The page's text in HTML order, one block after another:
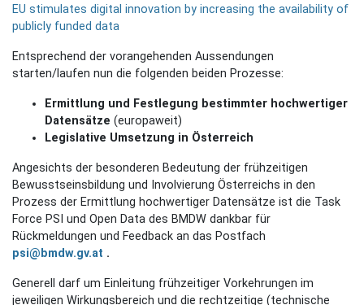
EU stimulates digital innovation by increasing the availability of
publicly funded data
Entsprechend der vorangehenden Aussendungen
starten/laufen nun die folgenden beiden Prozesse:
Ermittlung und Festlegung bestimmter hochwertiger
Datensätze (europaweit)
Legislative Umsetzung in Österreich
Angesichts der besonderen Bedeutung der frühzeitigen
Bewusstseinsbildung und Involvierung Österreichs in den
Prozess der Ermittlung hochwertiger Datensätze ist die Task
Force PSI und Open Data des BMDW dankbar für
Rückmeldungen und Feedback an das Postfach
psi@bmdw.gv.at .
Generell darf um Einleitung frühzeitiger Vorkehrungen im
jeweiligen Wirkungsbereich und die rechtzeitige (technische